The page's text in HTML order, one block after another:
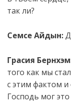
так ли?
Семсе Айдын:
Грасия
того как мы
с этим фактом
Господь мог